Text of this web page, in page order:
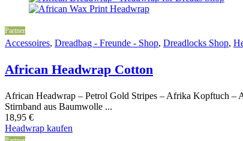
Partner
Accessoires, Dreadbag - Freunde - Shop, Dreadlocks Shop,
African Headwrap Cotton
African Headwrap – Petrol Gold Stripes – Afrika Kopftuch –
Stirnband aus Baumwolle ...
18,95 €
Headwrap kaufen